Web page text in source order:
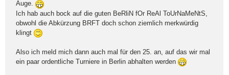
Auge.
Ich hab auch bock auf die guten BeRliN fOr ReAl ToUrNaMeNtS,
obwohl die Abkürzung BRFT doch schon ziemlich merkwürdig
klingt
Also ich meld mich dann auch mal für den 25. an, auf das wir mal
ein paar ordentliche Turniere in Berlin abhalten werden